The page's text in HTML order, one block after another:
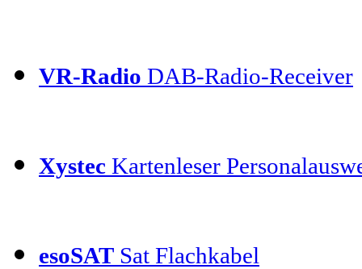
VR-Radio DAB-Radio-Receiver
Xystec Kartenleser
esoSAT Sat Flachkabel